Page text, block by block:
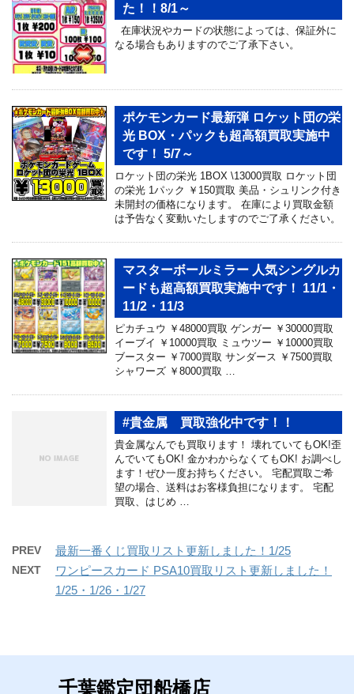
た！！8/1～
在庫状況やカードの状態によっては、保証外に
なる場合もありますのでご了承下さい。
ポケモンカード最新弾 ロケット団の栄
光 BOX・パックも超高額買取実施中
です！ 5/7～
ロケット団の栄光 1BOX \13000買取 ロケット団
の栄光 1パック ￥150買取 美品・シュリンク付き
未開封の価格になります。 在庫により買取金額
は予告なく変動いたしますのでご了承ください。
マスターボールミラー 人気シングルカ
ードも超高額買取実施中です！ 11/1・
11/2・11/3
ピカチュウ ￥48000買取 ゲンガー ￥30000買取
イーブイ ￥10000買取 ミュウツー ￥10000買取
ブースター ￥7000買取 サンダース ￥7500買取
シャワーズ ￥8000買取 …
#貴金属 買取強化中です！！
貴金属なんでも買取ります！ 壊れていてもOK!歪
んでいてもOK! 金かわからなくてもOK! お調べし
ます！ぜひ一度お持ちください。 宅配買取ご希
望の場合、送料はお客様負担になります。 宅配
買取、はじめ …
PREV 最新一番くじ買取リスト更新しました！1/25
NEXT
ワンピースカード PSA10買取リスト更新しました！
1/25・1/26・1/27
千葉鑑定団船橋店